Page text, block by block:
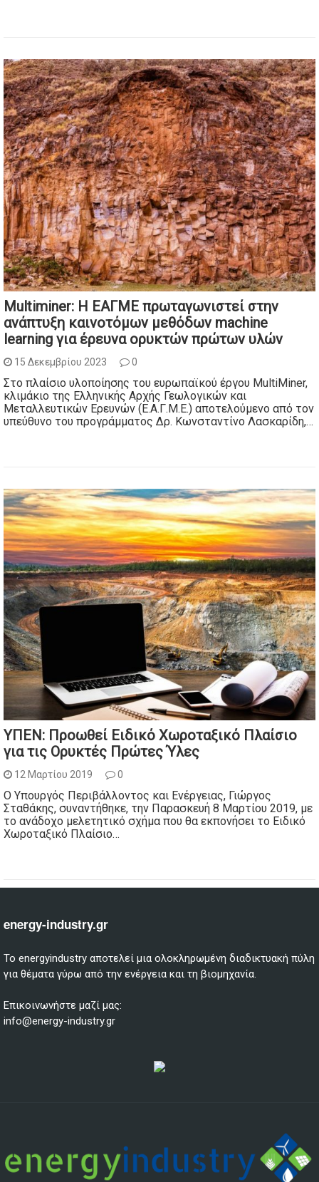
Multiminer: Η ΕΑΓΜΕ πρωταγωνιστεί στην
ανάπτυξη καινοτόμων μεθόδων machine
learning για έρευνα ορυκτών πρώτων υλών
15 Δεκεμβρίου 2023 0
Στο πλαίσιο υλοποίησης του ευρωπαϊκού έργου MultiMiner,
κλιμάκιο της Ελληνικής Αρχής Γεωλογικών και
Μεταλλευτικών Ερευνών (Ε.Α.Γ.Μ.Ε.) αποτελούμενο από τον
υπεύθυνο του προγράμματος Δρ. Κωνσταντίνο Λασκαρίδη,…
ΥΠΕΝ: Προωθεί Ειδικό Χωροταξικό Πλαίσιο
για τις Ορυκτές Πρώτες Ύλες
12 Μαρτίου 2019 0
Ο Υπουργός Περιβάλλοντος και Ενέργειας, Γιώργος
Σταθάκης, συναντήθηκε, την Παρασκευή 8 Μαρτίου 2019, με
το ανάδοχο μελετητικό σχήμα που θα εκπονήσει το Ειδικό
Χωροταξικό Πλαίσιο…
energy-industry.gr
Το energyindustry αποτελεί μια ολοκληρωμένη διαδικτυακή πύλη
για θέματα γύρω από την ενέργεια και τη βιομηχανία.
Επικοινωνήστε μαζί μας:
info@energy-industry.gr